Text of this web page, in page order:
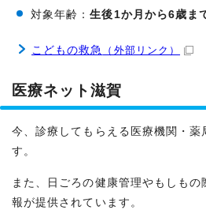
対象年齢：生後1か月から6歳ま
こどもの救急 （外部リンク）
医療ネット滋賀
今、診療してもらえる医療機関・薬
す。
また、日ごろの健康管理やもしも
報が提供されています。